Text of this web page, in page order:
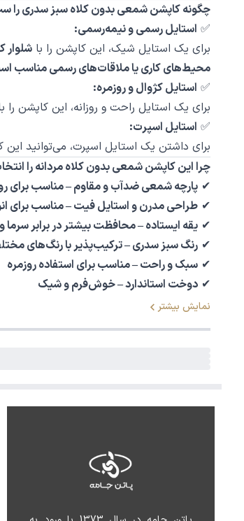
چگونه کاپشن شمعی بدون کلاه سبز سدری را
✅ استایل رسمی و نیمه‌رسمی:
برای یک استایل شیک، این کاپشن را با
محیط‌های کاری یا ملاقات‌های رسمی مناسب
✅ استایل کژوال و روزمره:
برای یک استایل راحت و روزانه، این کاپشن را
✅ استایل اسپرت:
برای داشتن یک استایل اسپرت، می‌توانید این
چرا این کاپشن شمعی بدون کلاه مردانه را
✔ پارچه شمعی ضدآب و مقاوم – مناسب برای
✔ طراحی مدرن و استایل فیت – مناسب برای
✔ یقه ایستاده – محافظت بیشتر در برابر سرما و
✔ رنگ سبز سدری – ترکیب‌پذیر با رنگ‌های
✔ سبک و راحت – مناسب برای استفاده روزمره
✔ دوخت استاندارد – خوش‌فرم و شیک
نمایش بیشتر